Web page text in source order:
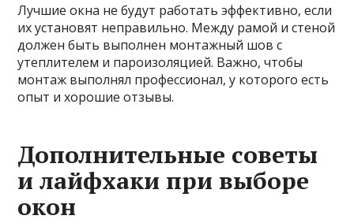
Лучшие окна не будут работать эффективно, если
их установят неправильно. Между рамой и стеной
должен быть выполнен монтажный шов с
утеплителем и пароизоляцией. Важно, чтобы
монтаж выполнял профессионал, у которого есть
опыт и хорошие отзывы.
Дополнительные советы
и лайфхаки при выборе
окон